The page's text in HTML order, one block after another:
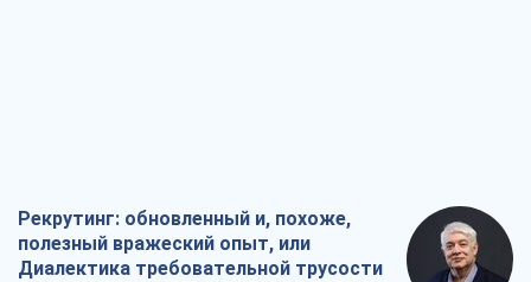
Рекрутинг: обновленный и, похоже,
полезный вражеский опыт, или
Диалектика требовательной трусости